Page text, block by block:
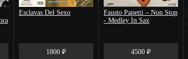
Esclavas Del Sexo
1800 ₽
Fausto Papetti – Non Stop
- Medley In Sax
4500 ₽